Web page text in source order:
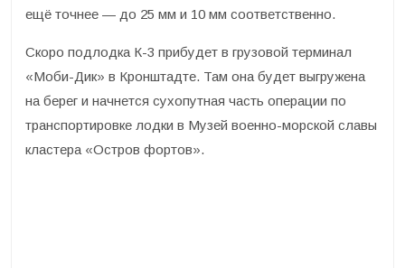
ещё точнее — до 25 мм и 10 мм соответственно.
Скоро подлодка К-3 прибудет в грузовой терминал
«Моби-Дик» в Кронштадте. Там она будет выгружена
на берег и начнется сухопутная часть операции по
транспортировке лодки в Музей военно-морской славы
кластера «Остров фортов».